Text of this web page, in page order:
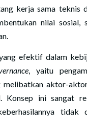
kerja sama teknis
nilai sosial,
efektif dalam
, yaitu
melibatkan aktor-
Konsep ini sangat
tidak